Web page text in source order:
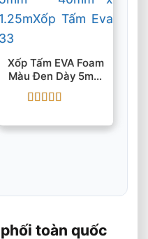
Xốp Tấm EVA Foam
Màu Đen Dày 5mm
– 40mm X 1.25m
hạng55 sao
toàn quốc